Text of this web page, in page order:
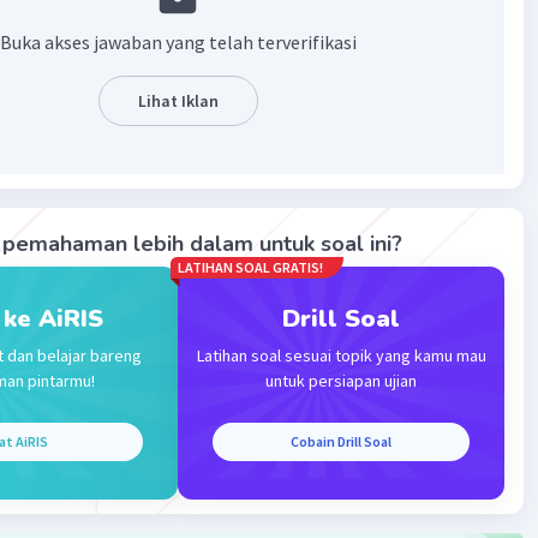
kreativitasnya.
merangkum manfaat positif dari buku tersebut,
inspirasi kepada pembaca, terutama anak-anak,
Level 89
21:10
terverifikasi
adalah B.
menginspirasi dan meningkatkan kreativitas anak-
sangat tertarik untuk membacanya.
Buka akses jawaban yang telah terverifikasi
Lihat Iklan
lebih dalam untuk soal ini?
AiRIS
dan belajar bareng
pintarmu!
AiRIS
LATIHAN SOAL GRATIS!
Drill Soal
Latihan soal sesuai topik yang kamu mau
untuk persiapan ujian
Cobain Drill Soal